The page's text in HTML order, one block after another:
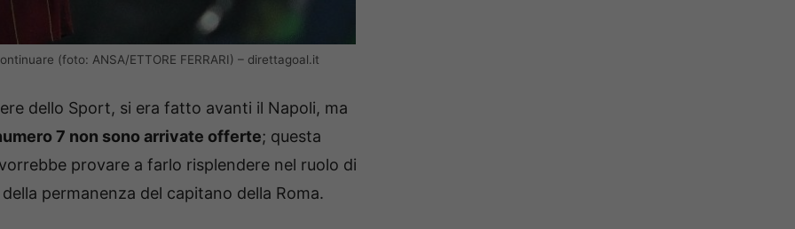
(foto: ANSA/ETTORE FERRARI) – direttagoal.it
dello Sport, si era fatto avanti il Napoli, ma
7 non sono arrivate offerte; questa
provare a farlo risplendere nel ruolo di
permanenza del capitano della Roma.